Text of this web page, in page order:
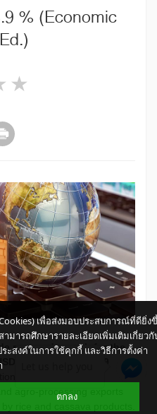
% (Economic
4 stars
stars
resumed growth for the
billion, up 3.9
agro-processing exports
เพื่อส่งมอบประสบการณ์ที่ดียิ่ง
ารถศึกษารายละเอียดเพิ่มเติมเกี่ยวกั
ะสงค์ในการใช้คุกกี้ และวิธีการตั้งค่า
ตกลง